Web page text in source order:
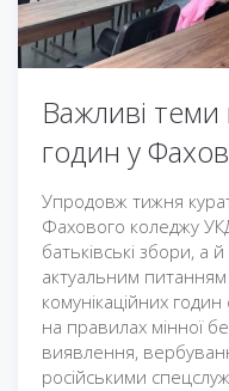
Важливі теми
годин у
Упродовж тижня
Фахового коледжу
батьківські збори, а
актуальним
комунікаційних
на правилах мінної
виявлення,
російськими